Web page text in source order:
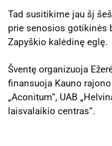
Tad susitikime jau šį
prie senosios gotikinės
Zapyškio kalėdinę eglę.
Šventę organizuoja
finansuoja Kauno
„Aconitum“, UAB
laisvalaikio centras“.